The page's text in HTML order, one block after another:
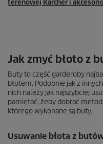
terenowej Kärcher i
Jak zmyć błoto z
Buty to część garderoby
błotem. Podobnie jak z
nich należy jak najszybciej
pamiętać, żeby dobrać
którego wykonane są buty.
Usuwanie błota z